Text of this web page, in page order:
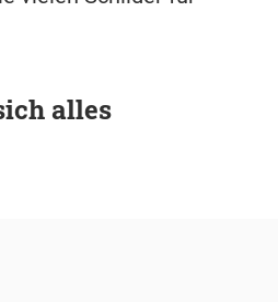
alles